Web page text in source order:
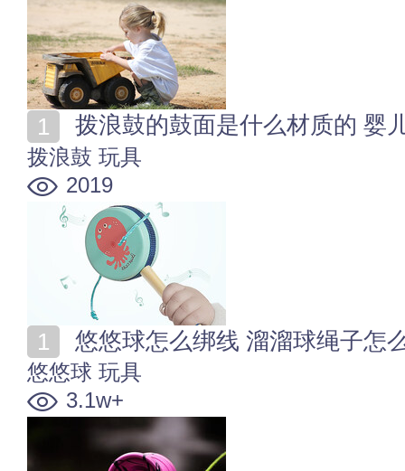
拨浪鼓的鼓面是什么材质的 婴
拨浪鼓 玩具
2019
悠悠球怎么绑线 溜溜球绳子怎
悠悠球 玩具
3.1w+